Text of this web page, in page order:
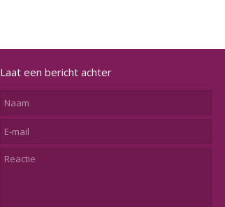
Laat een bericht achter